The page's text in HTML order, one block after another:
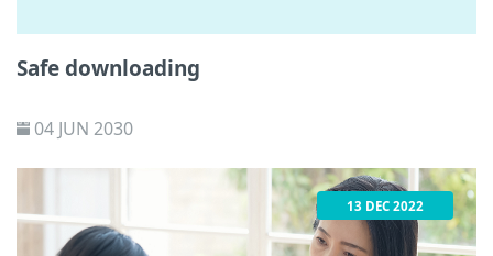
Safe downloading
04 JUN 2030
13 DEC 2022